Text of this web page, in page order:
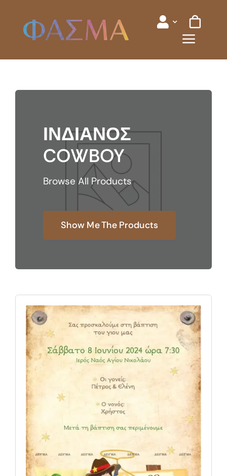
content
ΙΝΔΙΑΝΟΣ
COWBOY
Browse All Products
Show Me The Products